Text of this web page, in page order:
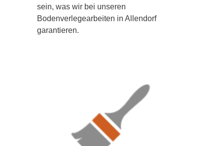
sein, was wir bei unseren
Bodenverlegearbeiten in Allendorf
garantieren.